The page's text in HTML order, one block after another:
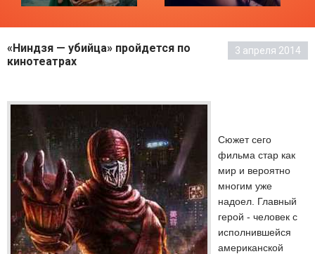
«Ниндзя — убийца» пройдется по
кинотеатрах
3 апреля 2014
Сюжет сего
фильма стар как
мир и вероятно
многим уже
надоел. Главный
герой - человек с
исполнившейся
американской